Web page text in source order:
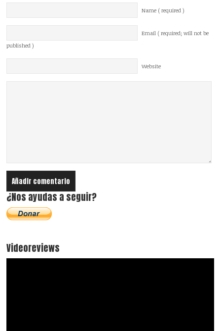
Name ( required )
Email ( required; will not be
published )
Website
¿Nos ayudas a seguir?
Videoreviews